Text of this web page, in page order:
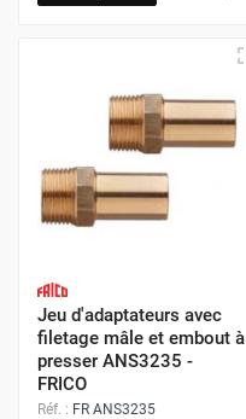
Jeu d'adaptateurs avec
filetage mâle et embout à
presser ANS3235 -
FRICO
Réf. : FR ANS3235